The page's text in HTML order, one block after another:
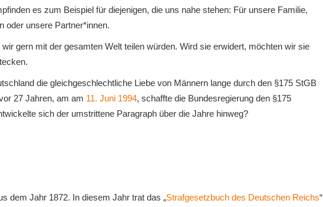
es zum Beispiel für diejenigen, die uns nahe stehen: Für unsere Familie,
oder unsere Partner*innen.
gern mit der gesamten Welt teilen würden. Wird sie erwidert, möchten wir sie
die gleichgeschlechtliche Liebe von Männern lange durch den §175 StGB
27 Jahren, am am 11. Juni 1994, schaffte die Bundesregierung den §175
sich der umstrittene Paragraph über die Jahre hinweg?
dem Jahr 1872. In diesem Jahr trat das „Strafgesetzbuch des Deutschen Reichs“